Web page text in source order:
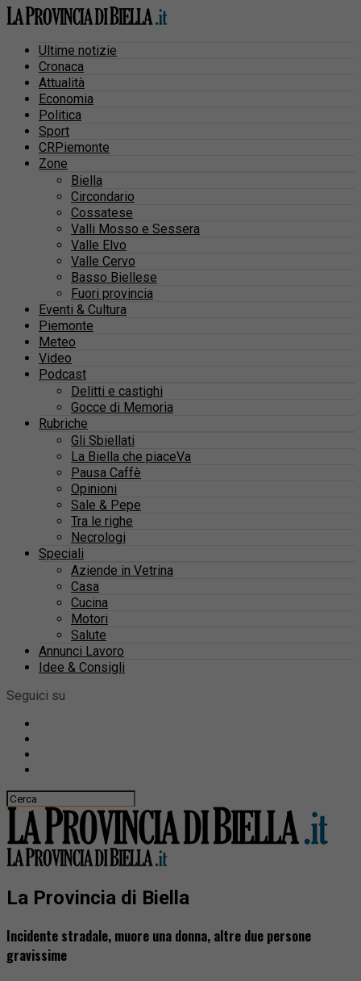
Ultime notizie
Cronaca
Attualità
Economia
Politica
Sport
CRPiemonte
Zone
Biella
Circondario
Cossatese
Valli Mosso e Sessera
Valle Elvo
Valle Cervo
Basso Biellese
Fuori provincia
Eventi & Cultura
Piemonte
Meteo
Video
Podcast
Delitti e castighi
Gocce di Memoria
Rubriche
Gli Sbiellati
La Biella che piaceVa
Pausa Caffè
Opinioni
Sale & Pepe
Tra le righe
Necrologi
Speciali
Aziende in Vetrina
Casa
Cucina
Motori
Salute
Annunci Lavoro
Idee & Consigli
Seguici su
La Provincia di Biella
Incidente stradale, muore una donna, altre due persone
gravissime